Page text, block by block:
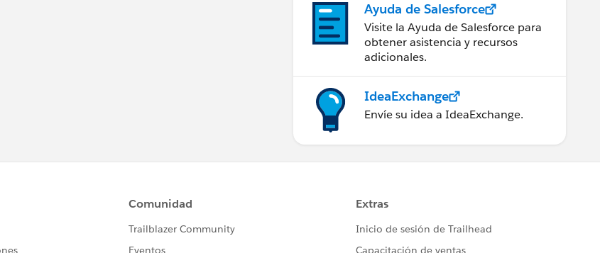
Ayuda de Salesforce
Visite la Ayuda de Salesforce para
obtener asistencia y recursos
adicionales.
IdeaExchange
Envíe su idea a IdeaExchange.